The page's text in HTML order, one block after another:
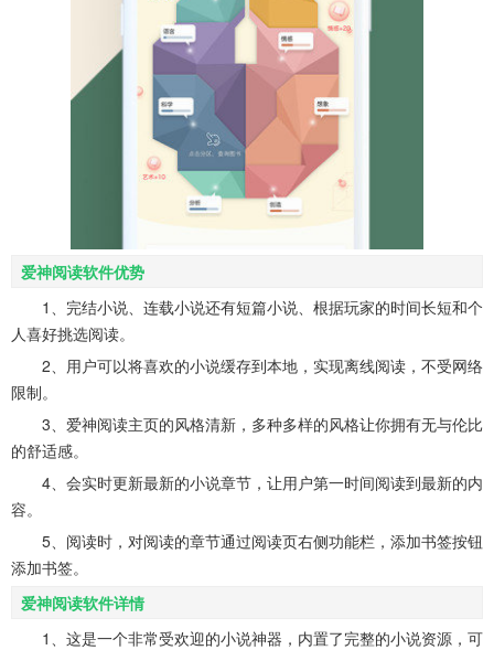
爱神阅读软件优势
1、完结小说、连载小说还有短篇小说、根据玩家的时间长短和个
人喜好挑选阅读。
2、用户可以将喜欢的小说缓存到本地，实现离线阅读，不受网络
限制。
3、爱神阅读主页的风格清新，多种多样的风格让你拥有无与伦比
的舒适感。
4、会实时更新最新的小说章节，让用户第一时间阅读到最新的内
容。
5、阅读时，对阅读的章节通过阅读页右侧功能栏，添加书签按钮
添加书签。
爱神阅读软件详情
1、这是一个非常受欢迎的小说神器，内置了完整的小说资源，可